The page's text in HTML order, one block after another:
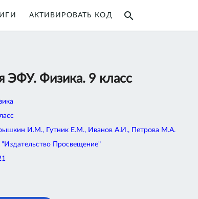
АКТИВИРОВАТЬ КОД search
ЭФУ. Физика. 9 класс
И.М., Гутник Е.М., Иванов А.И., Петрова М.А.
Просвещение"